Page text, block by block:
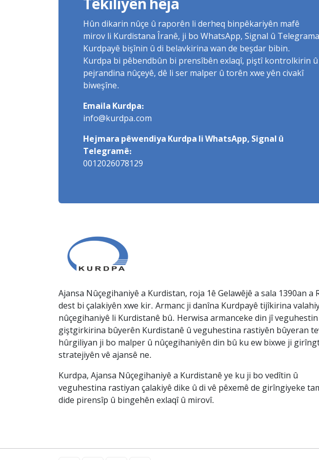
Têkiliyên hêja
Hûn dikarin nûçe û raporên li derheq binpêkariyên mafê
mirov li Kurdistana Îranê, ji bo WhatsApp, Signal û Telegrama
Kurdpayê bişînin û di belavkirina wan de beşdar bibin.
Kurdpa bi pêbendbûn bi prensîbên exlaqî, piştî kontrolkirin û
pejrandina nûçeyê, dê li ser malper û torên xwe yên civakî
biweşîne.
Emaila Kurdpa:
info@kurdpa.com
Hejmara pêwendiya Kurdpa li WhatsApp, Signal û
Telegramê:
0012026078129
Ajansa Nûçegihaniyê a Kurdistan, roja 1ê Gelawêjê a sala 1390an a
dest bi çalakiyên xwe kir. Armanc ji danîna Kurdpayê tijîkirina
nûçegihaniyê li Kurdistanê bû. Herwisa armanceke din jî
giştgirkirina bûyerên Kurdistanê û veguhestina rastiyên bûyeran
hûrgiliyan ji bo malper û nûçegihaniyên din bû ku ew bixwe ji
stratejiyên vê ajansê ne.
Kurdpa, Ajansa Nûçegihaniyê a Kurdistanê ye ku ji bo vedîtin û
veguhestina rastiyan çalakiyê dike û di vê pêxemê de girîngiyeke
dide pirensîp û bingehên exlaqî û mirovî.